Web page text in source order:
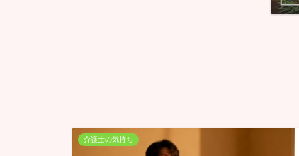
介護士の気持ち